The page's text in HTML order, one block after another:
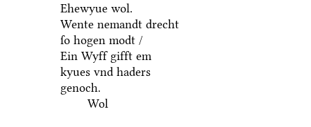
Ehewyue wol.
Wente nemandt drecht
ſo hogen modt /
Ein Wyff gifft em
kyues vnd haders
genoch.
Wol